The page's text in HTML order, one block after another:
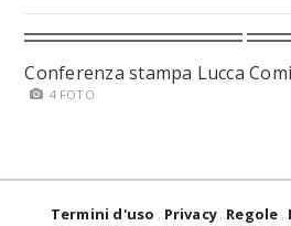
Conferenza stampa Lucca
4 FOTO
Termini d'uso Privacy Regole